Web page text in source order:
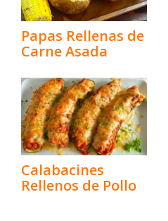
Papas Rellenas de
Carne Asada
Calabacines
Rellenos de Pollo